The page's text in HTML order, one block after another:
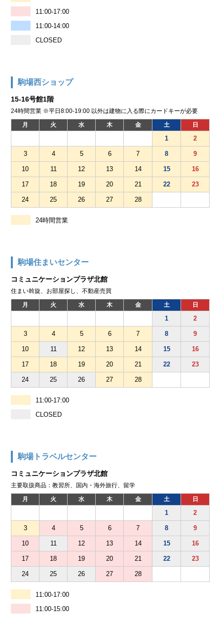
11:00-17:00
11:00-14:00
CLOSED
駒場西ショップ
15-16号館1階
24時間営業 ※平日8:00-19:00 以外は建物に入る際にカードキーが必要
月 火 水 木 金 土 日
1 2
3 4 5 6 7 8 9
10 11 12 13 14 15 16
17 18 19 20 21 22 23
24 25 26 27 28
24時間営業
駒場住まいセンター
コミュニケーションプラザ北館
住まい斡旋、お部屋探し、不動産売買
月 火 水 木 金 土 日
1 2
3 4 5 6 7 8 9
10 11 12 13 14 15 16
17 18 19 20 21 22 23
24 25 26 27 28
11:00-17:00
CLOSED
駒場トラベルセンター
コミュニケーションプラザ北館
主要取扱商品：教習所、国内・海外旅行、留学
月 火 水 木 金 土 日
1 2
3 4 5 6 7 8 9
10 11 12 13 14 15 16
17 18 19 20 21 22 23
24 25 26 27 28
11:00-17:00
11:00-15:00